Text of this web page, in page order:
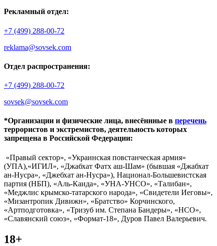
Рекламный отдел:
+7 (499) 288-00-72
reklama@sovsek.com
Отдел распространения:
+7 (499) 288-00-72
sovsek@sovsek.com
*Организации и физические лица, внесённные в перечень
террористов и экстремистов, деятельность которых
запрещена в Российской Федерации:
«Правый сектор», «Украинская повстанческая армия»
(УПА),«ИГИЛ», «Джабхат Фатх аш-Шам» (бывшая «Джабхат
ан-Нусра», «Джебхат ан-Нусра»), Национал-Большевистская
партия (НБП), «Аль-Каида», «УНА-УНСО», «Талибан»,
«Меджлис крымско-татарского народа», «Свидетели Иеговы»,
«Мизантропик Дивижн», «Братство» Корчинского,
«Артподготовка», «Тризуб им. Степана Бандеры», «НСО»,
«Славянский союз», «Формат-18», Дуров Павел Валерьевич.
18+